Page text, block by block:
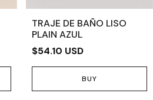
TRAJE DE BAÑO LISO
PLAIN AZUL
$54.10 USD
BUY